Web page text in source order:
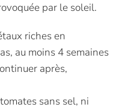
par le soleil.
riches en
au moins 4 semaines
après,
sans sel, ni